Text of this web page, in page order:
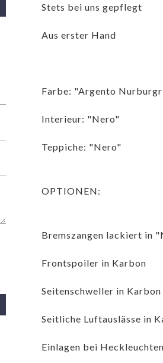
Stets bei uns gepflegt
Aus erster Hand
Farbe: "Argento
Interieur: "Nero"
Teppiche: "Nero"
OPTIONEN:
Bremszangen lackiert in
Frontspoiler in Karbon
Seitenschweller in Karbon
Seitliche Luftauslässe in
Einlagen bei